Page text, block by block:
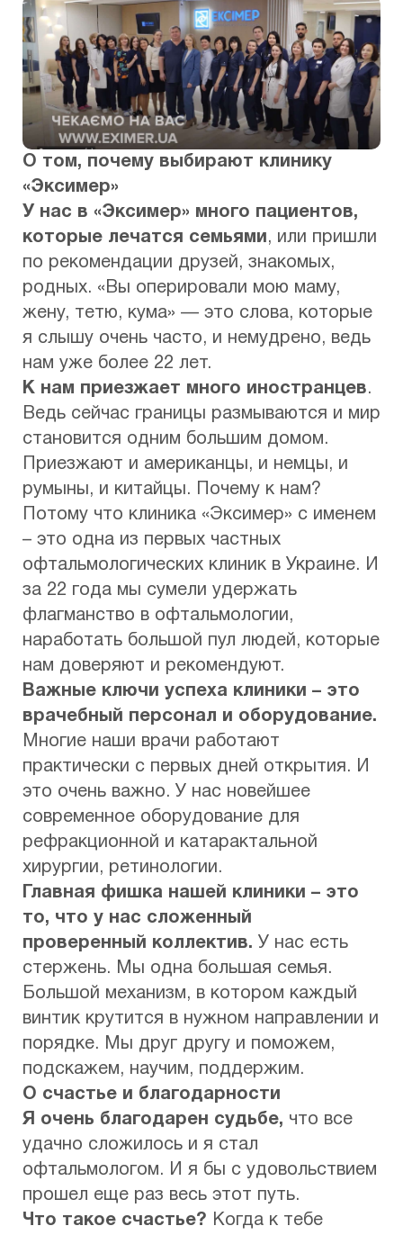
О том, почему выбирают клинику
«Эксимер»
У нас в «Эксимер» много пациентов,
которые лечатся семьями, или пришли
по рекомендации друзей, знакомых,
родных. «Вы оперировали мою маму,
жену, тетю, кума» — это слова, которые
я слышу очень часто, и немудрено, ведь
нам уже более 22 лет.
К нам приезжает много иностранцев.
Ведь сейчас границы размываются и мир
становится одним большим домом.
Приезжают и американцы, и немцы, и
румыны, и китайцы. Почему к нам?
Потому что клиника «Эксимер» с именем
– это одна из первых частных
офтальмологических клиник в Украине. И
за 22 года мы сумели удержать
флагманство в офтальмологии,
наработать большой пул людей, которые
нам доверяют и рекомендуют.
Важные ключи успеха клиники – это
врачебный персонал и оборудование.
Многие наши врачи работают
практически с первых дней открытия. И
это очень важно. У нас новейшее
современное оборудование для
рефракционной и катарактальной
хирургии, ретинологии.
Главная фишка нашей клиники – это
то, что у нас сложенный
проверенный коллектив. У нас есть
стержень. Мы одна большая семья.
Большой механизм, в котором каждый
винтик крутится в нужном направлении и
порядке. Мы друг другу и поможем,
подскажем, научим, поддержим.
О счастье и благодарности
Я очень благодарен судьбе, что все
удачно сложилось и я стал
офтальмологом. И я бы с удовольствием
прошел еще раз весь этот путь.
Что такое счастье? Когда к тебе